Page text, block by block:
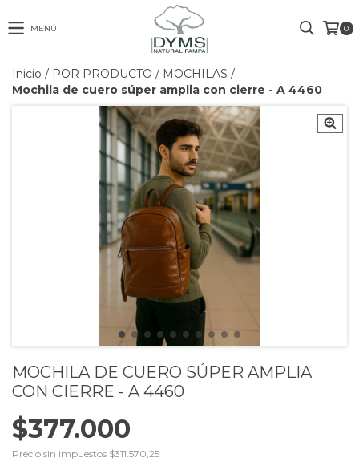
MENÚ 0
Inicio / POR PRODUCTO / MOCHILAS /
Mochila de cuero súper amplia con cierre - A 4460
MOCHILA DE CUERO SÚPER AMPLIA
CON CIERRE - A 4460
$377.000
Precio sin impuestos $311.570,25